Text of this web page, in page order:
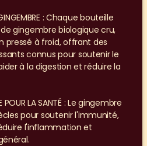
: Chaque bouteille
gingembre biologique cru,
pressé à froid, offrant des
connus pour soutenir le
à la digestion et réduire la
POUR LA SANTÉ : Le gingembre
pour soutenir l'immunité,
l'inflammation et